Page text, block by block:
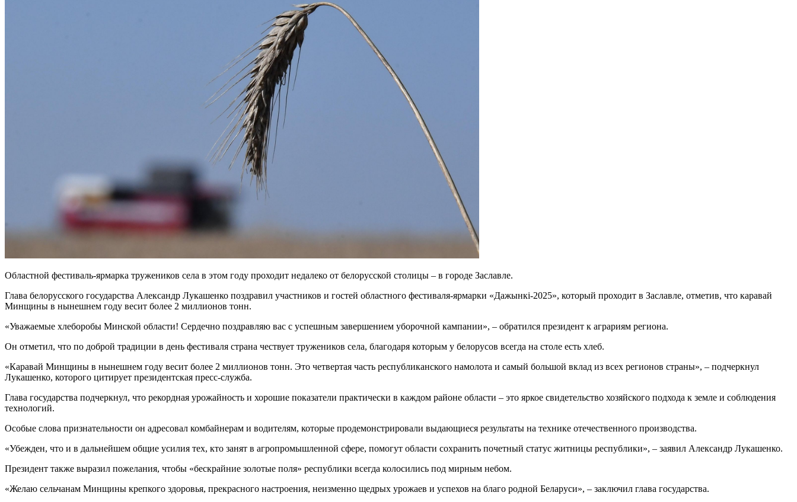
Областной фестиваль-ярмарка тружеников села в этом году проходит недалеко от белорусской столицы – в городе Заславле.
Глава белорусского государства Александр Лукашенко поздравил участников и гостей областного фестиваля-ярмарки «Дажынкi-2025», который проходит в Заславле, отметив, что каравай
Минщины в нынешнем году весит более 2 миллионов тонн.
«Уважаемые хлеборобы Минской области! Сердечно поздравляю вас с успешным завершением уборочной кампании», – обратился президент к аграриям региона.
Он отметил, что по доброй традиции в день фестиваля страна чествует тружеников села, благодаря которым у белорусов всегда на столе есть хлеб.
«Каравай Минщины в нынешнем году весит более 2 миллионов тонн. Это четвертая часть республиканского намолота и самый большой вклад из всех регионов страны», – подчеркнул
Лукашенко, которого цитирует президентская пресс-служба.
Глава государства подчеркнул, что рекордная урожайность и хорошие показатели практически в каждом районе области – это яркое свидетельство хозяйского подхода к земле и соблюдения
технологий.
Особые слова признательности он адресовал комбайнерам и водителям, которые продемонстрировали выдающиеся результаты на технике отечественного производства.
«Убежден, что и в дальнейшем общие усилия тех, кто занят в агропромышленной сфере, помогут области сохранить почетный статус житницы республики», – заявил Александр Лукашенко.
Президент также выразил пожелания, чтобы «бескрайние золотые поля» республики всегда колосились под мирным небом.
«Желаю сельчанам Минщины крепкого здоровья, прекрасного настроения, неизменно щедрых урожаев и успехов на благо родной Беларуси», – заключил глава государства.